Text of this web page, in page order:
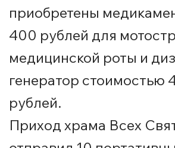
приобретены
400 рублей для
медицинской роты и
генератор стоимостью
рублей.
Приход храма Всех